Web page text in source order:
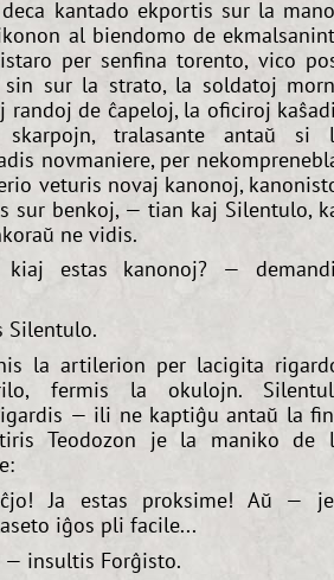
kantado ekportis sur la
al biendomo de
per senfina torento, vico
sur la strato, la soldatoj
randoj de ĉapeloj, la oficiroj
tralasante antaŭ si
novmaniere, per
veturis novaj kanonoj,
sur benkoj, — tian kaj Silentulo,
ne vidis.
estas kanonoj? —
Silentulo.
la artilerion per lacigita
fermis la okulojn.
— ili ne kaptiĝu antaŭ la
Teodozon je la maniko de
Ja estas proksime! Aŭ —
iĝos pli facile...
insultis Forĝisto.